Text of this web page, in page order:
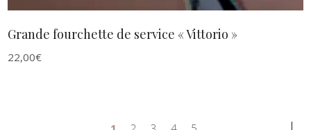
Grande fourchette de service « Vittorio »
22,00€